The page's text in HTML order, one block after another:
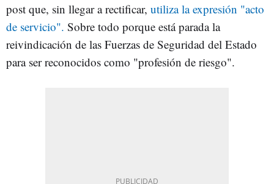
post que, sin llegar a rectificar, utiliza la expresión "acto
de servicio". Sobre todo porque está parada la
reivindicación de las Fuerzas de Seguridad del Estado
para ser reconocidos como "profesión de riesgo".